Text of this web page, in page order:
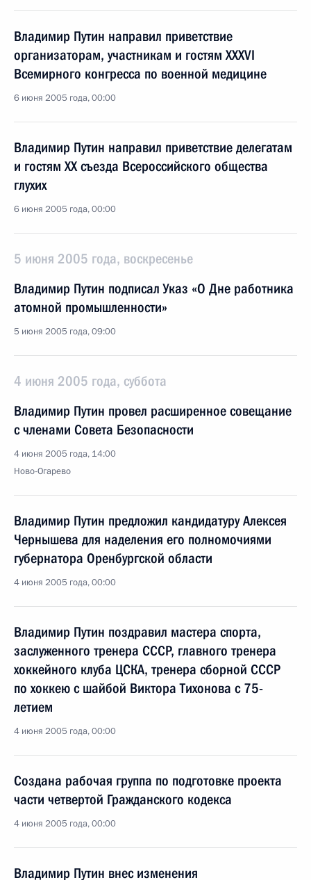
Владимир Путин направил приветствие
организаторам, участникам и гостям XXXVI
Всемирного конгресса по военной медицине
6 июня 2005 года, 00:00
Владимир Путин направил приветствие делегатам
и гостям XX съезда Всероссийского общества
глухих
6 июня 2005 года, 00:00
5 июня 2005 года, воскресенье
Владимир Путин подписал Указ «О Дне работника
атомной промышленности»
5 июня 2005 года, 09:00
4 июня 2005 года, суббота
Владимир Путин провел расширенное совещание
с членами Совета Безопасности
4 июня 2005 года, 14:00
Ново-Огарево
Владимир Путин предложил кандидатуру Алексея
Чернышева для наделения его полномочиями
губернатора Оренбургской области
4 июня 2005 года, 00:00
Владимир Путин поздравил мастера спорта,
заслуженного тренера СССР, главного тренера
хоккейного клуба ЦСКА, тренера сборной СССР
по хоккею с шайбой Виктора Тихонова с 75-
летием
4 июня 2005 года, 00:00
Создана рабочая группа по подготовке проекта
части четвертой Гражданского кодекса
4 июня 2005 года, 00:00
Владимир Путин внес изменения